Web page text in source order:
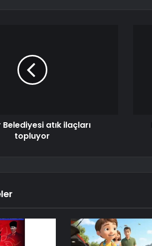
atık ilaçları
topluyor